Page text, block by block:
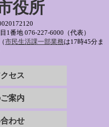
役所
1番地 076-227-6000（代表）
市民生活課一部業務は17時45分ま
セス
案内
わせ